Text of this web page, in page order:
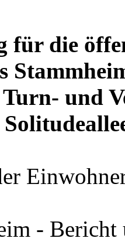
für die
und
- Bericht